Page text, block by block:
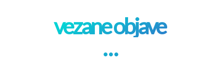
vezane objave
. . .